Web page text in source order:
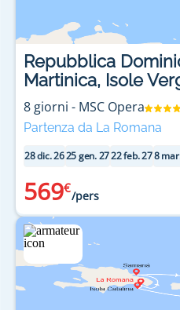
Repubblica
Martinica, Isole
8 giorni - MSC Opera
Partenza da La Romana
28 dic. 2625 gen. 2722 feb. 278
569€
/pers